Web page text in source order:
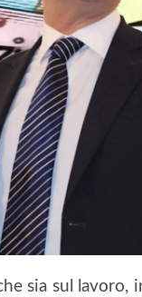
sia sul